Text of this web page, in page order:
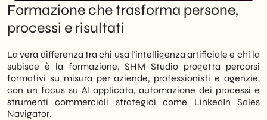
Formazione che trasforma persone,
processi e risultati
La vera differenza tra chi usa l’intelligenza artificiale e chi la
subisce è la formazione. SHM Studio progetta percorsi
formativi su misura per aziende, professionisti e agenzie,
con un focus su AI applicata, automazione dei processi e
strumenti commerciali strategici come LinkedIn Sales
Navigator.